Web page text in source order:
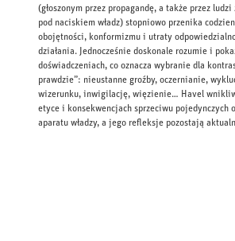
(głoszonym przez propagandę, a także przez
pod naciskiem władz) stopniowo przenika
obojętności, konformizmu i utraty
działania. Jednocześnie doskonale rozumie i
doświadczeniach, co oznacza wybranie dla
prawdzie”: nieustanne groźby, oczernianie,
wizerunku, inwigilację, więzienie… Havel
etyce i konsekwencjach sprzeciwu pojedynczych
aparatu władzy, a jego refleksje pozostają